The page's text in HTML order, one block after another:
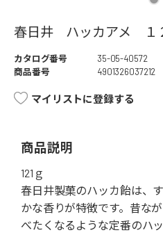
春日井 ハッカアメ １
カタログ番号
35-05-40572
商品番号
4901326037212
マイリストに登録する
商品説明
121ｇ
春日井製菓のハッカ飴は、
かな香りが特徴です。昔な
べたくなるような定番のハ